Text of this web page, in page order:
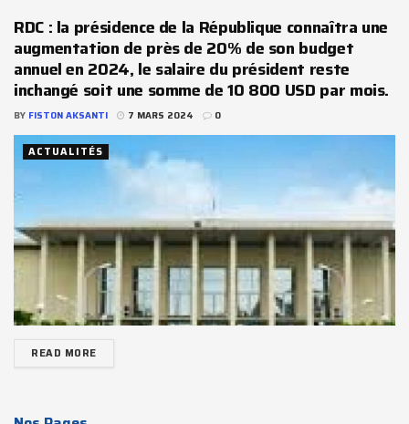
RDC : la présidence de la République connaîtra une
augmentation de près de 20% de son budget
annuel en 2024, le salaire du président reste
inchangé soit une somme de 10 800 USD par mois.
BY FISTON AKSANTI 7 MARS 2024 0
ACTUALITÉS
READ MORE